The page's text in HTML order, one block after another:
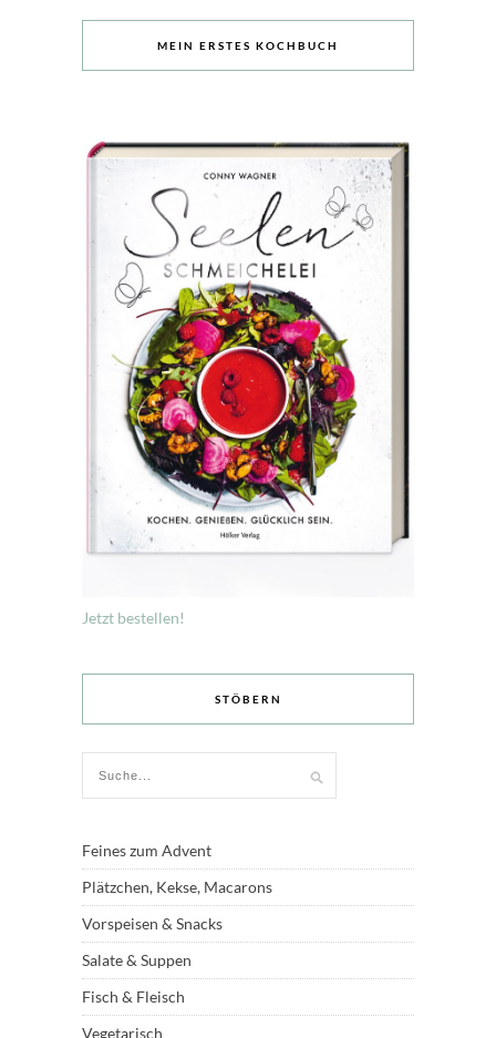
MEIN ERSTES KOCHBUCH
Jetzt bestellen!
STÖBERN
Feines zum Advent
Plätzchen, Kekse, Macarons
Vorspeisen & Snacks
Salate & Suppen
Fisch & Fleisch
Vegetarisch